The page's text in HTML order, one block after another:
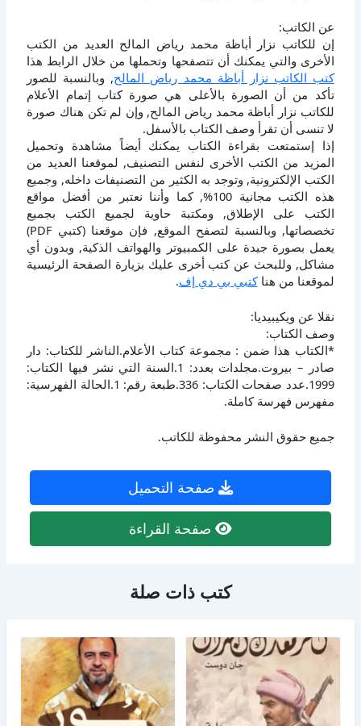
عن الكاتب:
إن للكاتب نزار أباظة محمد رياض المالح العديد من الكتب
الأخرى والتي يمكنك أن تتصفحها وتحملها من خلال الرابط هذا
كتب الكاتب نزار أباظة محمد رياض المالح, وبالنسبة للصور
تأكد من أن الصورة بالأعلى هي صورة كتاب إتمام الأعلام
للكاتب نزار أباظة محمد رياض المالح, وإن لم تكن هناك صورة
لا تنسى أن تقرأ وصف الكتاب بالأسفل.
إذا إستمتعت بقراءة الكتاب يمكنك أيضاً مشاهدة وتحميل
المزيد من الكتب الأخرى لنفس التصنيف, لموقعنا العديد من
الكتب الإلكترونية, وتوجد به الكثير من التصنيفات داخله, وجميع
هذه الكتب مجانية 100%, كما وأننا نعتبر من أفضل مواقع
الكتب على الإطلاق, ومكتبة حاوية لجميع الكتب بجميع
تخصصاتها, وبالنسبة لتصفح الموقع, فإن موقعنا (كتبي PDF)
يعمل بصورة جيدة على الكمبيوتر والهواتف الذكية, وبدون أي
مشاكل, وللبحث عن كتب أخرى عليك بزيارة الصفحة الرئيسية
لموقعنا من هناكتبي بي دي إف.
نقلا عن ويكيبيديا:
وصف الكتاب:
*الكتاب هذا ضمن : مجموعة كتاب الأعلام.الناشر للكتاب: دار
صادر – بيروت.مجلدات بعدد: 1.السنة التي نشر فيها الكتاب:
1999.عدد صفحات الكتاب: 336.طبعة رقم: 1.الحالة الفهرسية:
مفهرس فهرسة كاملة.
جميع حقوق النشر محفوظة للكاتب.
صفحة التحميل
صفحة القراءة
كتب ذات صلة